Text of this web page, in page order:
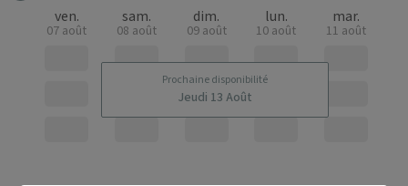
Prochaine disponibilité
Jeudi 13 Août
ven.
07 août
sam.
08 août
dim.
09 août
lun.
10 août
mar.
11 août